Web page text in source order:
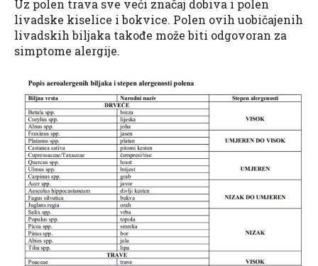
Uz polen trava sve veći značaj dobiva i polen
livadske kiselice i bokvice. Polen ovih uobičajenih
livadskih biljaka takođe može biti odgovoran za
simptome alergije.